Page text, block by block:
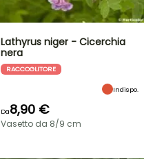
Lathyrus niger - Cicerchia
nera
RACCOGLITORE
Indispo.
Da8,90 €
Vasetto da 8/9 cm